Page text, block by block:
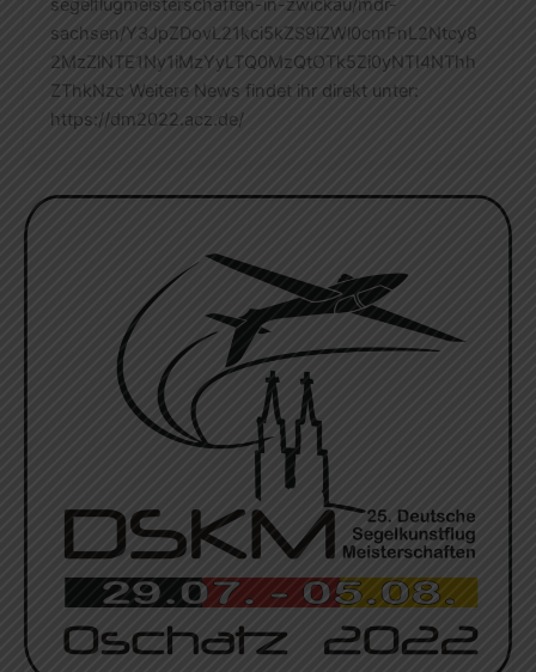
segelflugmeisterschaften-in-zwickau/mdr-
sachsen/Y3JpZDovL21kci5kZS9iZWl0cmFnL2Ntcy8
2MzZlNTE1Ny1iMzYyLTQ0MzQtOTk5Zi0yNTI4NThh
ZThkNzc Weitere News findet ihr direkt unter:
https://dm2022.acz.de/